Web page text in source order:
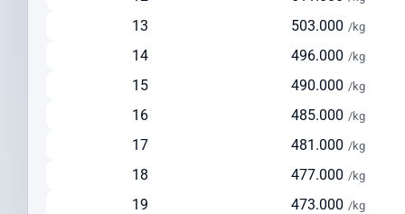
Ideal untuk pengiriman reguler dengan biaya lebih terjangkau
Pilihan ekonomis untuk pengiriman dalam jumlah besar
Cocok untuk barang berat di atas 150 kg
Cek Ongkir ke Cook Island Dengan Mudah
13 503.000 /kg
14 496.000 /kg
15 490.000 /kg
16 485.000 /kg
17 481.000 /kg
18 477.000 /kg
19 473.000 /kg